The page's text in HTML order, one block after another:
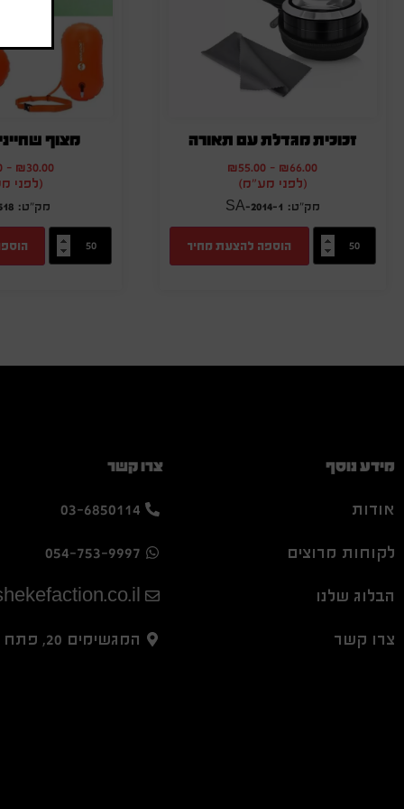
זכוכית מגדלת עם תאורה
₪66.00
-
₪55.00
(לפני מע"מ)
SA-2014-1
הוספה להצעת מחיר
מצוף
₪30.00
-
(לפני
מידע נוסף
אודות
לקוחות מרוצים
הבלוג שלנו
צרו קשר
צרו קשר
03-6850114
054-753-9997
המגשימים 20, פתח תקווה